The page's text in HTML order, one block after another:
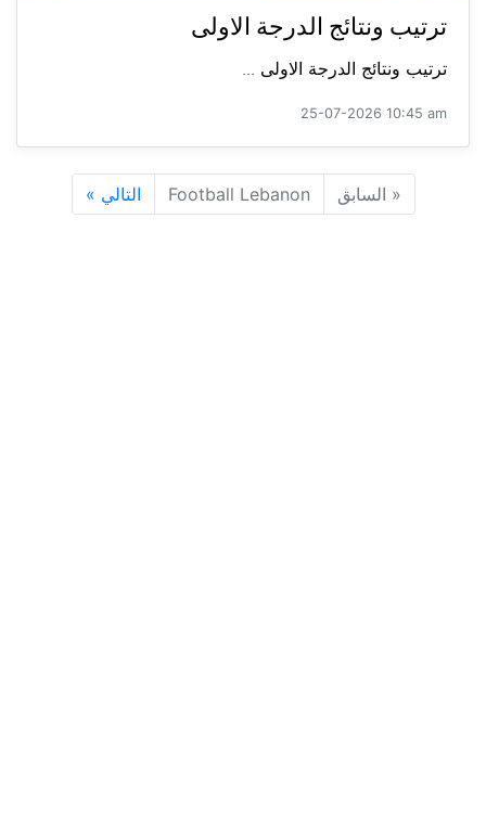
ترتيب ونتائج الدرجة الاولى
ترتيب ونتائج الدرجة الاولى ...
25-07-2026 10:45 am
« السابق Football Lebanon التالي »